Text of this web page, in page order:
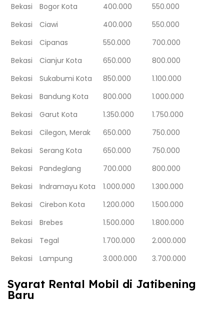
Bekasi
Bogor Kota 400.000
550.000
Bekasi
Ciawi 400.000
550.000
Bekasi
Cipanas 550.000
700.000
Bekasi
Cianjur Kota 650.000
800.000
Bekasi
Sukabumi Kota 850.000
1.100.000
Bekasi
Bandung Kota 800.000
1.000.000
Bekasi
Garut Kota 1.350.000
1.750.000
Bekasi
Cilegon, Merak 650.000
750.000
Bekasi
Serang Kota 650.000
750.000
Bekasi
Pandeglang 700.000
800.000
Bekasi
Indramayu Kota 1.000.000
1.300.000
Bekasi
Cirebon Kota 1.200.000
1.500.000
Bekasi
Brebes 1.500.000
1.800.000
Bekasi
Tegal 1.700.000
2.000.000
Bekasi
Lampung 3.000.000 3.700.000
Syarat Rental Mobil di Jatibening
Baru